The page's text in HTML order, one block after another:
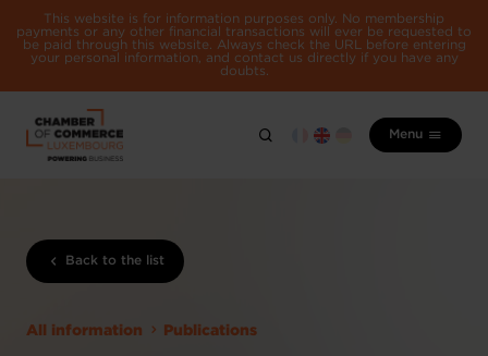
This website is for information purposes only. No membership
payments or any other financial transactions will ever be requested to
be paid through this website. Always check the URL before entering
your personal information, and contact us directly if you have any
doubts.
Menu
Back to the list
All information Publications